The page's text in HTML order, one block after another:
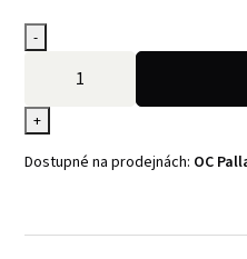
-
+
Dostupné na prodejnách: OC